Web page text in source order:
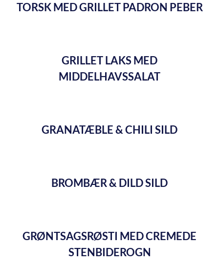
TORSK MED GRILLET PADRON PEBER
GRILLET LAKS MED
MIDDELHAVSSALAT
GRANATÆBLE & CHILI SILD
BROMBÆR & DILD SILD
GRØNTSAGSRØSTI MED CREMEDE
STENBIDEROGN